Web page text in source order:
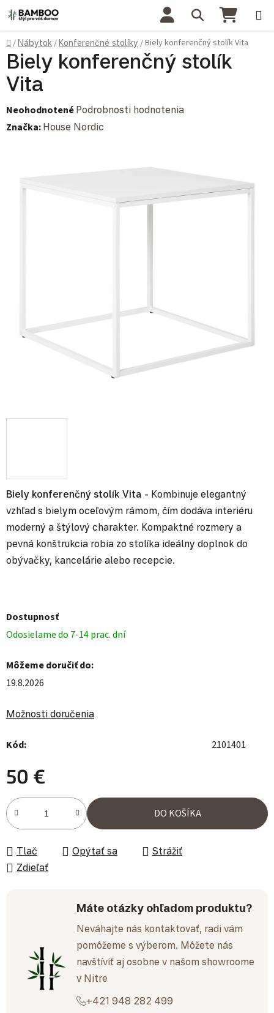
Prejsť na obsah Hľadať
Domov
/Nábytok /Konferenčné stolíky /Biely konferenčný stolík Vita
Biely konferenčný stolík Vita - Kombinuje elegantný
vzhľad s bielym oceľovým rámom, čím dodáva interiéru
moderný a štýlový charakter. Kompaktné rozmery a
pevná konštrukcia robia zo stolíka ideálny doplnok do
obývačky, kancelárie alebo recepcie.
Dostupnosť
Odosielame do 7-14 prac. dní
Môžeme doručiť do:
19.8.2026
Možnosti doručenia
Kód: 2101401
50 €
Jednotková cena:
DO KOŠÍKA
Tlač Opýtať sa
Strážiť
Zdieľať
Máte otázky ohľadom produktu?
Neváhajte nás kontaktovať, radi vám
pomôžeme s výberom. Môžete nás
navštíviť aj osobne v našom showroome
v Nitre
+421 948 282 499
Biely konferenčný stolík
Vita
Priemerné hodnotenie produktu je 0,0 z 5 hviezdičiek.
Neohodnotené Podrobnosti hodnotenia
Značka: House Nordic